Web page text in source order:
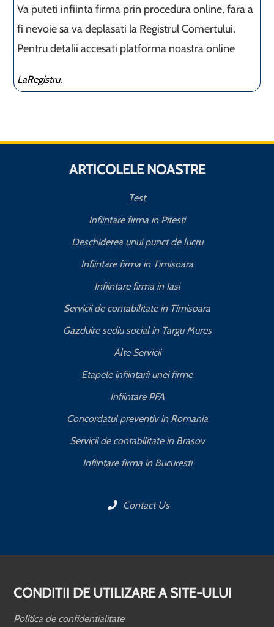
Va puteti infiinta firma prin procedura online, fara a
fi nevoie sa va deplasati la Registrul Comertului.
Pentru detalii accesati platforma noastra online
LaRegistru.
ARTICOLELE NOASTRE
Test
Infiintare firma in Pitesti
Deschiderea unui punct de lucru
Infiintare firma in Timisoara
Infiintare firma in Iasi
Servicii de contabilitate in Timisoara
Gazduire sediu social in Targu Mures
Alte Servicii
Etapele infiintarii unei firme
Infiintare PFA
Concordatul preventiv in Romania
Servicii de contabilitate in Brasov
Infiintare firma in Bucuresti
Contact Us
CONDITII DE UTILIZARE A SITE-ULUI
Politica de confidentialitate